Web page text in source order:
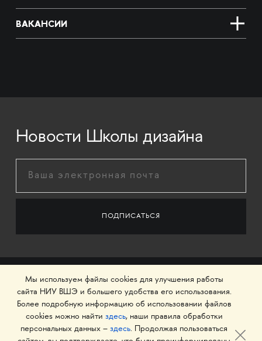
ВАКАНСИИ
Новости Школы дизайна
Мы используем файлы cookies для улучшения работы
сайта НИУ ВШЭ и большего удобства его использования.
Более подробную информацию об использовании файлов
cookies можно найти здесь, наши правила обработки
персональных данных – здесь. Продолжая пользоваться